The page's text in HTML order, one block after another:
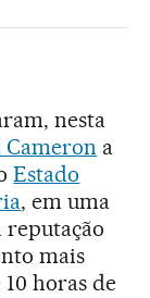
nesta
Cameron a
Estado
, em uma
reputação
mais
horas de